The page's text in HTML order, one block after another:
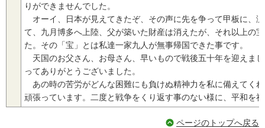
りができませんでした。
オーイ、日本が見えてきたぞ、その声に先を争って甲板に、
て、九月博多へ上陸、父が築いた財産は消えたが、それ以上の
た。その「宝」とは私達一家九人が無事帰国できた事です。
天国のお父さん、お母さん、早いもので戦後五十年を迎えま
ってありがとうございました。
あの時の苦労がどんな困難にも負けぬ精神力を私に備えてく
頑張っています。二度と戦争をくり返す事のない様に、平和を
ページのトップへ戻る